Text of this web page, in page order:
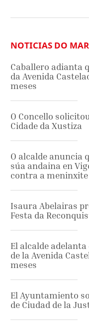
NOTICIAS DO
Caballero adianta
da Avenida
meses
O Concello
Cidade da Xustiza
O alcalde anuncia
súa andaina en
contra a meninxite
Isaura Abelairas
Festa da
El alcalde
de la Avenida
meses
El Ayuntamiento
de Ciudad de la